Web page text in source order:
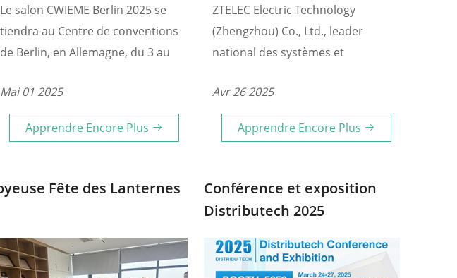
Le salon CWIEME Berlin 2025 se
tiendra au Centre de conventions
de Berlin, en Allemagne, du 3 au
profondément engagée dans le
domaine des bobines, ZTELEC
Electric Technology (Zhengzhou)
afin de nouer des contacts avec
ses pairs internationaux et
développement.
Mai 01 2025
Apprendre Encore Plus
ZTELEC Electric Technology
(Zhengzhou) Co., Ltd., leader
national des systèmes et
électrique fort de 65 ans
d'expérience et doté d'une
équipe d'ingénieurs
organisé une retraite de team-
building au mont Fuxishan, près
de Zhengzhou.
Avr 26 2025
Apprendre Encore Plus
Fête des Lanternes
Conférence et exposition
Distributech 2025